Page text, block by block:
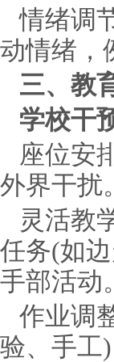
情绪调
动情绪，
三、教
学校干
座位安
外界干扰。
灵活教
任务(如
手部活动。
作业调
验、手工